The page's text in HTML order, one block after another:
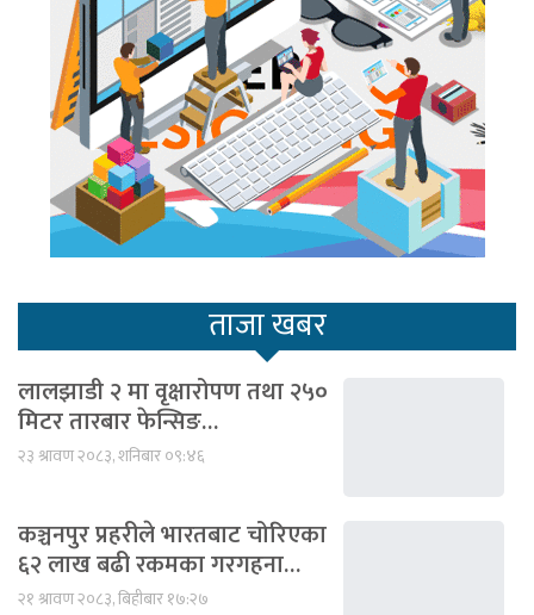
ताजा खबर
लालझाडी २ मा वृक्षारोपण तथा २५०
मिटर तारबार फेन्सिङ…
२३ श्रावण २०८३, शनिबार ०९:४६
कञ्चनपुर प्रहरीले भारतबाट चोरिएका
६२ लाख बढी रकमका गरगहना…
२१ श्रावण २०८३, बिहीबार १७:२७